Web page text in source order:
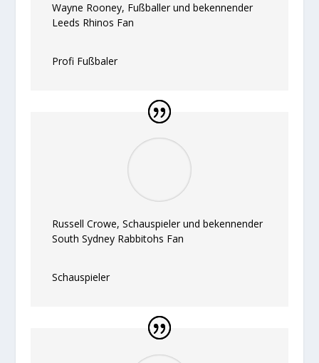
Wayne Rooney, Fußballer und bekennender
Leeds Rhinos Fan
Profi Fußbaler
Russell Crowe, Schauspieler und bekennender
South Sydney Rabbitohs Fan
Schauspieler